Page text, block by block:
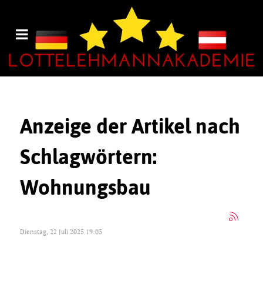
Anzeige der Artikel nach
Schlagwörtern:
Wohnungsbau
Dienstag, 22 Juli 2025 19:03